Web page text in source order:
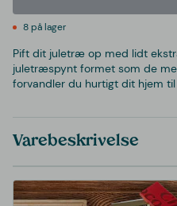
8 på lager
Pift dit juletræ op med lidt
juletræspynt formet som de
forvandler du hurtigt dit hjem
Varebeskrivelse